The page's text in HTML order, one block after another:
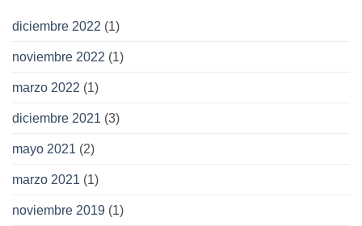
diciembre 2022 (1)
noviembre 2022 (1)
marzo 2022 (1)
diciembre 2021 (3)
mayo 2021 (2)
marzo 2021 (1)
noviembre 2019 (1)